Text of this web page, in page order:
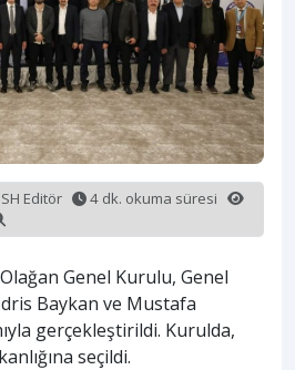
Editör
4 dk. okuma süresi
Genel Kurulu, Genel
Baykan ve Mustafa
gerçekleştirildi. Kurulda,
seçildi.